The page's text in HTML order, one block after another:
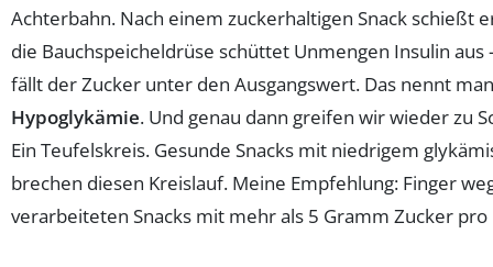
Achterbahn. Nach einem zuckerhaltigen Snack schießt
die Bauchspeicheldrüse schüttet Unmengen Insulin aus
fällt der Zucker unter den Ausgangswert. Das nennt
Hypoglykämie. Und genau dann greifen wir wieder zu
Ein Teufelskreis. Gesunde Snacks mit niedrigem
brechen diesen Kreislauf. Meine Empfehlung: Finger
verarbeiteten Snacks mit mehr als 5 Gramm Zucker pro